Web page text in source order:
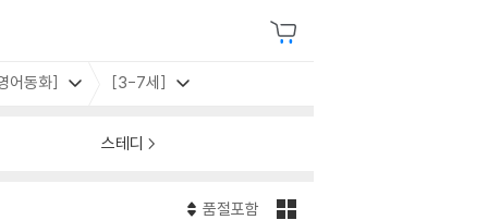
어동화] [3-7세]
스테디
품절포함